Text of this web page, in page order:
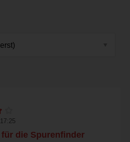
für die Spurenfinder